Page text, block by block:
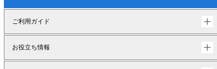
ご利用ガイド
お役立ち情報